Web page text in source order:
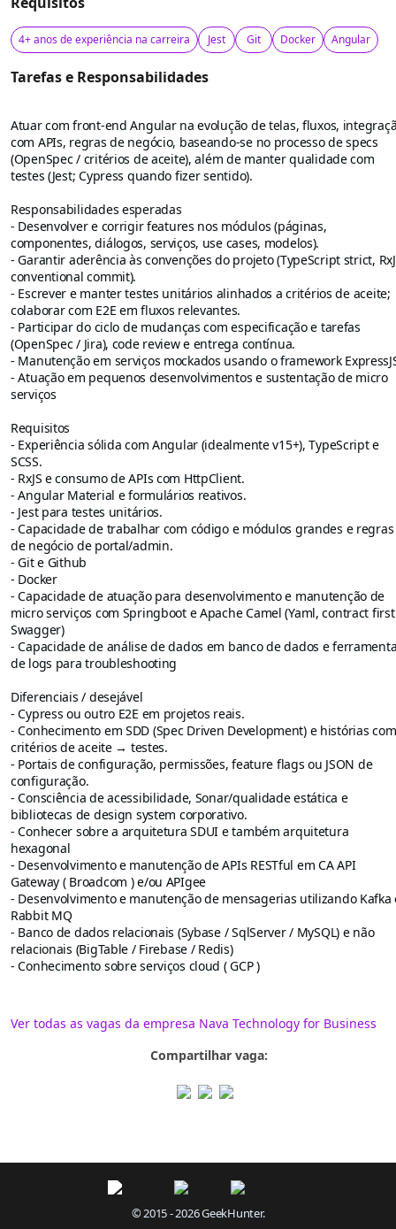
4+ anos de experiência na carreira Jest Git Docker Angular
Tarefas e Responsabilidades
Atuar com front-end Angular na evolução de telas, fluxos,
com APIs, regras de negócio, baseando-se no processo de specs
(OpenSpec / critérios de aceite), além de manter qualidade com
testes (Jest; Cypress quando fizer sentido).
Responsabilidades esperadas
- Desenvolver e corrigir features nos módulos (páginas,
componentes, diálogos, serviços, use cases, modelos).
- Garantir aderência às convenções do projeto (TypeScript strict,
conventional commit).
- Escrever e manter testes unitários alinhados a critérios de aceite;
colaborar com E2E em fluxos relevantes.
- Participar do ciclo de mudanças com especificação e tarefas
(OpenSpec / Jira), code review e entrega contínua.
- Manutenção em serviços mockados usando o framework
- Atuação em pequenos desenvolvimentos e sustentação de micro
serviços
Requisitos
- Experiência sólida com Angular (idealmente v15+), TypeScript e
SCSS.
- RxJS e consumo de APIs com HttpClient.
- Angular Material e formulários reativos.
- Jest para testes unitários.
- Capacidade de trabalhar com código e módulos grandes e regras
de negócio de portal/admin.
- Git e Github
- Docker
- Capacidade de atuação para desenvolvimento e manutenção de
micro serviços com Springboot e Apache Camel (Yaml, contract
Swagger)
- Capacidade de análise de dados em banco de dados e
de logs para troubleshooting
Diferenciais / desejável
- Cypress ou outro E2E em projetos reais.
- Conhecimento em SDD (Spec Driven Development) e histórias com
critérios de aceite → testes.
- Portais de configuração, permissões, feature flags ou JSON de
configuração.
- Consciência de acessibilidade, Sonar/qualidade estática e
bibliotecas de design system corporativo.
- Conhecer sobre a arquitetura SDUI e também arquitetura
hexagonal
- Desenvolvimento e manutenção de APIs RESTful em CA API
Gateway ( Broadcom ) e/ou APIgee
- Desenvolvimento e manutenção de mensagerias utilizando Kafka
Rabbit MQ
- Banco de dados relacionais (Sybase / SqlServer / MySQL) e não
relacionais (BigTable / Firebase / Redis)
- Conhecimento sobre serviços cloud ( GCP )
Ver todas as vagas da empresa Nava Technology for Business
Compartilhar vaga:
© 2015 - 2026 GeekHunter.